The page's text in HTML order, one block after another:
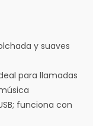
y suaves
para llamadas
funciona con